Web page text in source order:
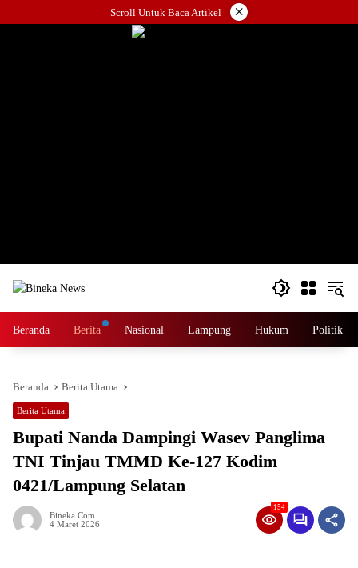
ke
Scroll Untuk Baca Artikel ×
Beranda Berita Nasional Lampung Hukum Politik
Beranda Berita Utama
Berita Utama
Bupati Nanda Dampingi Wasev Panglima
TNI Tinjau TMMD Ke-127 Kodim
0421/Lampung Selatan
Bineka.com
4 Maret 2026
154